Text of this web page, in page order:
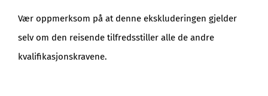
Vær oppmerksom på at denne ekskluderingen gjelder
selv om den reisende tilfredsstiller alle de andre
kvalifikasjonskravene.